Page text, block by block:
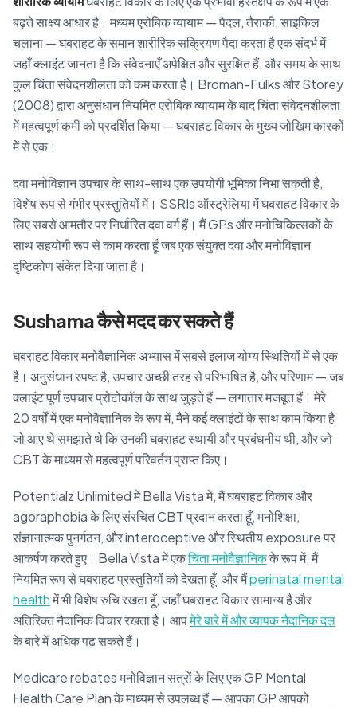
बढ़ते साक्ष्य आधार है। मध्यम एरोबिक व्यायाम — पैदल, तैराकी, साइकिल
चलाना — घबराहट के समान शारीरिक सक्रियण पैदा करता है एक संदर्भ में
जहाँ क्लाइंट जानता है कि संवेदनाएँ अपेक्षित और सुरक्षित हैं, और समय के साथ
कुल चिंता संवेदनशीलता को कम करता है। Broman-Fulks और Storey
(2008) द्वारा अनुसंधान नियमित एरोबिक व्यायाम के बाद चिंता संवेदनशीलता
में महत्वपूर्ण कमी को प्रदर्शित किया — घबराहट विकार के मुख्य जोखिम कारकों
में से एक।
दवा मनोविज्ञान उपचार के साथ-साथ एक उपयोगी भूमिका निभा सकती है,
विशेष रूप से गंभीर प्रस्तुतियों में। SSRIs ऑस्ट्रेलिया में घबराहट विकार के
लिए सबसे आमतौर पर निर्धारित दवा वर्ग हैं। मैं GPs और मनोचिकित्सकों के
साथ सहयोगी रूप से काम करता हूँ जब एक संयुक्त दवा और मनोविज्ञान
दृष्टिकोण संकेत दिया जाता है।
Sushama कैसे मदद कर सकते हैं
घबराहट विकार मनोवैज्ञानिक अभ्यास में सबसे इलाज योग्य स्थितियों में से एक
है। अनुसंधान स्पष्ट है, उपचार अच्छी तरह से परिभाषित है, और परिणाम — जब
क्लाइंट पूर्ण उपचार प्रोटोकॉल के साथ जुड़ते हैं — लगातार मजबूत हैं। मेरे
20 वर्षों में एक मनोवैज्ञानिक के रूप में, मैंने कई क्लाइंटों के साथ काम किया है
जो आए थे समझाते थे कि उनकी घबराहट स्थायी और प्रबंधनीय थी, और जो
CBT के माध्यम से महत्वपूर्ण परिवर्तन प्राप्त किए।
Potentialz Unlimited में Bella Vista में, मैं घबराहट विकार और
agoraphobia के लिए संरचित CBT प्रदान करता हूँ, मनोशिक्षा,
संज्ञानात्मक पुनर्गठन, और interoceptive और स्थितीय exposure पर
आकर्षण करते हुए। Bella Vista में एकचिंता मनोवैज्ञानिकके रूप में, मैं
नियमित रूप से घबराहट प्रस्तुतियों को देखता हूँ, और मैंperinatal mental
healthमें भी विशेष रुचि रखता हूँ, जहाँ घबराहट विकार सामान्य है और
अतिरिक्त नैदानिक विचार रखता है। आपमेरे बारे में और व्यापक नैदानिक दल
के बारे में अधिक पढ़ सकते हैं।
Medicare rebates मनोविज्ञान सत्रों के लिए एक GP Mental
Health Care Plan के माध्यम से उपलब्ध हैं — आपका GP आपको